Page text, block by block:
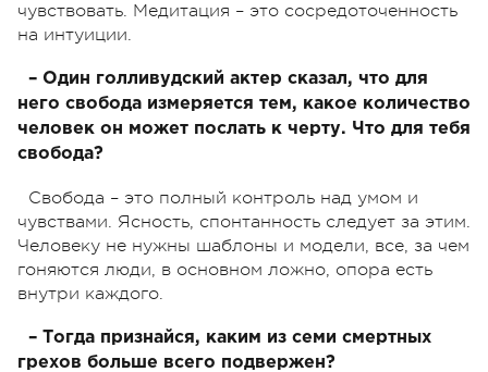
чувствовать. Медитация – это сосредоточенность
на интуиции.
– Один голливудский актер сказал, что для
него свобода измеряется тем, какое количество
человек он может послать к черту. Что для тебя
свобода?
Свобода – это полный контроль над умом и
чувствами. Ясность, спонтанность следует за этим.
Человеку не нужны шаблоны и модели, все, за чем
гоняются люди, в основном ложно, опора есть
внутри каждого.
– Тогда признайся, каким из семи смертных
грехов больше всего подвержен?